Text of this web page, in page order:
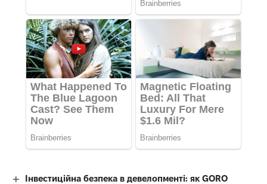
Інвестиційна безпека в девелопменті: як GORO